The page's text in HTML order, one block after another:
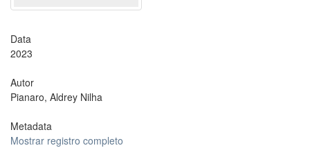
Data
2023
Autor
Pianaro, Aldrey Nilha
Metadata
Mostrar registro completo